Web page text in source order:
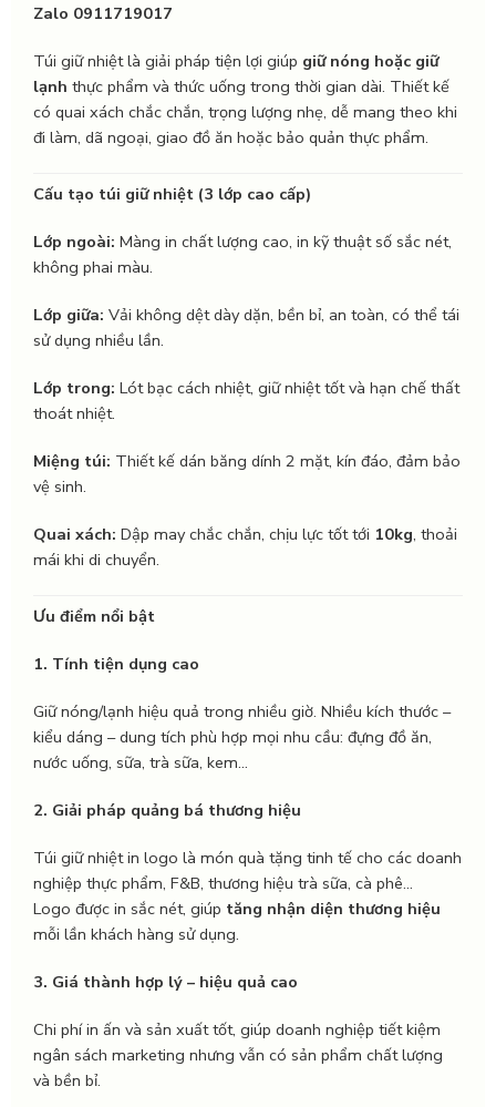
Zalo 0911719017
Túi giữ nhiệt là giải pháp tiện lợi giúp giữ nóng hoặc giữ
lạnh thực phẩm và thức uống trong thời gian dài. Thiết kế
có quai xách chắc chắn, trọng lượng nhẹ, dễ mang theo khi
đi làm, dã ngoại, giao đồ ăn hoặc bảo quản thực phẩm.
Cấu tạo túi giữ nhiệt (3 lớp cao cấp)
Lớp ngoài: Màng in chất lượng cao, in kỹ thuật số sắc nét,
không phai màu.
Lớp giữa: Vải không dệt dày dặn, bền bỉ, an toàn, có thể tái
sử dụng nhiều lần.
Lớp trong: Lót bạc cách nhiệt, giữ nhiệt tốt và hạn chế thất
thoát nhiệt.
Miệng túi: Thiết kế dán băng dính 2 mặt, kín đáo, đảm bảo
vệ sinh.
Quai xách: Dập may chắc chắn, chịu lực tốt tới 10kg, thoải
mái khi di chuyển.
Ưu điểm nổi bật
1. Tính tiện dụng cao
Giữ nóng/lạnh hiệu quả trong nhiều giờ. Nhiều kích thước –
kiểu dáng – dung tích phù hợp mọi nhu cầu: đựng đồ ăn,
nước uống, sữa, trà sữa, kem…
2. Giải pháp quảng bá thương hiệu
Túi giữ nhiệt in logo là món quà tặng tinh tế cho các doanh
nghiệp thực phẩm, F&B, thương hiệu trà sữa, cà phê…
Logo được in sắc nét, giúp tăng nhận diện thương hiệu
mỗi lần khách hàng sử dụng.
3. Giá thành hợp lý – hiệu quả cao
Chi phí in ấn và sản xuất tốt, giúp doanh nghiệp tiết kiệm
ngân sách marketing nhưng vẫn có sản phẩm chất lượng
và bền bỉ.